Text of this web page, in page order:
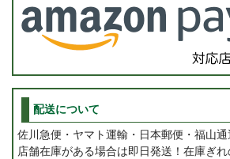
配送について
佐川急便・ヤマト運輸・日本郵便・福山
店舗在庫がある場合は即日発送！在庫ぎ